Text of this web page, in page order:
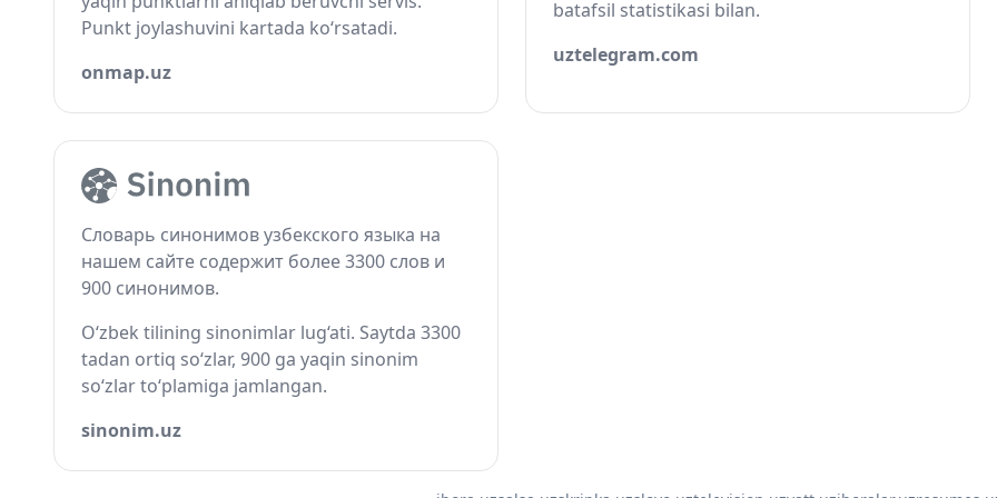
Punkt joylashuvini kartada ko‘rsatadi.
onmap.uz
batafsil statistikasi bilan.
uztelegram.com
Словарь синонимов узбекского языка на
нашем сайте содержит более 3300 слов и
900 синонимов.
O‘zbek tilining sinonimlar lug‘ati. Saytda 3300
tadan ortiq so‘zlar, 900 ga yaqin sinonim
so‘zlar to‘plamiga jamlangan.
sinonim.uz